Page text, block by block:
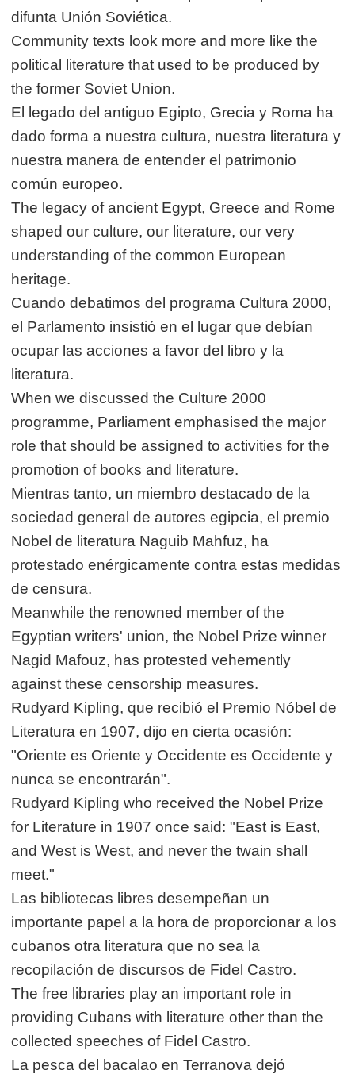
difunta Unión Soviética.
Community texts look more and more like the
political literature that used to be produced by
the former Soviet Union.
El legado del antiguo Egipto, Grecia y Roma ha
dado forma a nuestra cultura, nuestra literatura y
nuestra manera de entender el patrimonio
común europeo.
The legacy of ancient Egypt, Greece and Rome
shaped our culture, our literature, our very
understanding of the common European
heritage.
Cuando debatimos del programa Cultura 2000,
el Parlamento insistió en el lugar que debían
ocupar las acciones a favor del libro y la
literatura.
When we discussed the Culture 2000
programme, Parliament emphasised the major
role that should be assigned to activities for the
promotion of books and literature.
Mientras tanto, un miembro destacado de la
sociedad general de autores egipcia, el premio
Nobel de literatura Naguib Mahfuz, ha
protestado enérgicamente contra estas medidas
de censura.
Meanwhile the renowned member of the
Egyptian writers' union, the Nobel Prize winner
Nagid Mafouz, has protested vehemently
against these censorship measures.
Rudyard Kipling, que recibió el Premio Nóbel de
Literatura en 1907, dijo en cierta ocasión:
"Oriente es Oriente y Occidente es Occidente y
nunca se encontrarán".
Rudyard Kipling who received the Nobel Prize
for Literature in 1907 once said: "East is East,
and West is West, and never the twain shall
meet."
Las bibliotecas libres desempeñan un
importante papel a la hora de proporcionar a los
cubanos otra literatura que no sea la
recopilación de discursos de Fidel Castro.
The free libraries play an important role in
providing Cubans with literature other than the
collected speeches of Fidel Castro.
La pesca del bacalao en Terranova dejó